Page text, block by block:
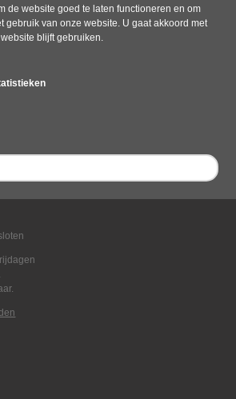
de website goed te laten functioneren en om
gebruik van onze website. U gaat akkoord met
blijft gebruiken.